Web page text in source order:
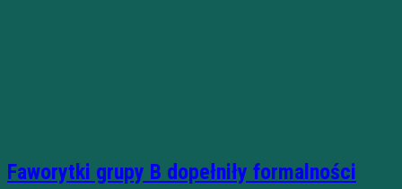
Faworytki grupy B dopełniły formalności